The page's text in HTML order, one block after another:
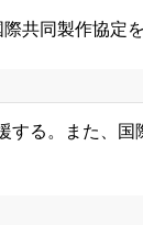
同製作協定を
る。また、